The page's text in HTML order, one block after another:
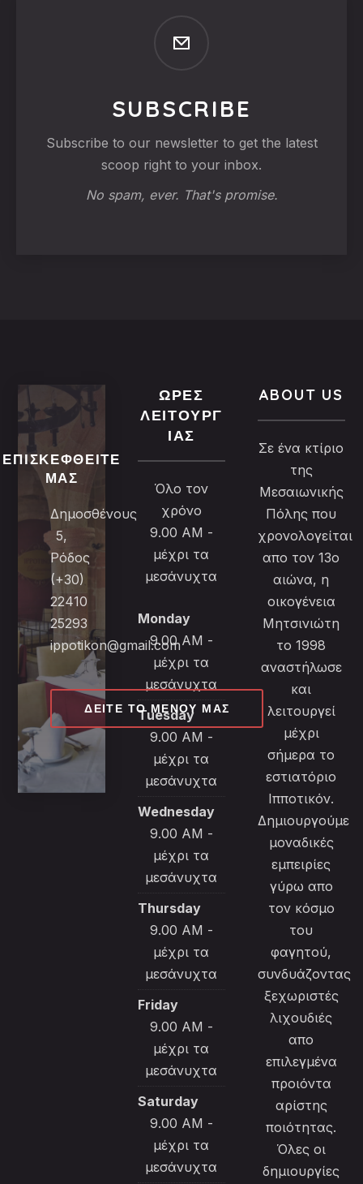
SUBSCRIBE
Subscribe to our newsletter to get the latest
scoop right to your inbox.
No spam, ever. That's promise.
ΕΠΙΣΚΕΦΘΕΊΤΕ
ΜΑΣ
Δημοσθένους
5,
Ρόδος
(+30)
22410
25293
ippotikon@gmail.com
ΔΕΊΤΕ ΤΟ ΜΕΝΟΎ ΜΑΣ
ΏΡΕΣ
ΛΕΙΤΟΥΡΓ
ΊΑΣ
Όλο τον
χρόνο
9.00 AM -
μέχρι τα
μεσάνυχτα
Monday
9.00 AM -
μέχρι τα
μεσάνυχτα
Tuesday
9.00 AM -
μέχρι τα
μεσάνυχτα
Wednesday
9.00 AM -
μέχρι τα
μεσάνυχτα
Thursday
9.00 AM -
μέχρι τα
μεσάνυχτα
Friday
9.00 AM -
μέχρι τα
μεσάνυχτα
Saturday
9.00 AM -
μέχρι τα
μεσάνυχτα
ABOUT US
Σε ένα κτίριο
της
Μεσαιωνικής
Πόλης που
χρονολογείται
απο τον 13ο
αιώνα, η
οικογένεια
Μητσινιώτη
το 1998
αναστήλωσε
και
λειτουργεί
μέχρι
σήμερα το
εστιατόριο
Ιπποτικόν.
Δημιουργούμε
μοναδικές
εμπειρίες
γύρω απο
τον κόσμο
του
φαγητού,
συνδυάζοντας
ξεχωριστές
λιχουδιές
απο
επιλεγμένα
προιόντα
αρίστης
ποιότητας.
Όλες οι
δημιουργίες